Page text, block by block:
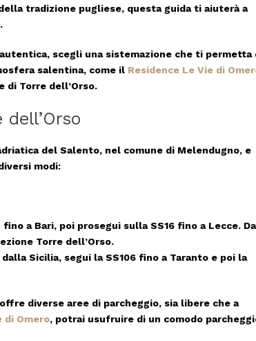
tradizione pugliese, questa guida ti aiuterà a
scegli una sistemazione che ti permetta
salentina, come il Residence Le Vie di
di Torre dell’Orso.
del Salento, nel comune di Melendugno, e
modi:
fino a Bari, poi prosegui sullaSS16 fino a Lecce.
Torre dell’Orso.
Sicilia, segui la SS106 fino a Taranto e poi la
diverse aree di parcheggio, sia libere che a
di Omero, potrai usufruire di un comodo